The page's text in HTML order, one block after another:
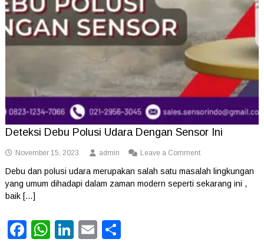
Deteksi Debu Polusi Udara Dengan Sensor Ini
November 15, 2023 admin Leave a Commenton
Debu
Polusi
Debu dan polusi udara merupakan salah satu masalah lingkungan
yang umum dihadapi dalam zaman modern seperti sekarang ini ,
baik […]
Facebook
WhatsApp
LinkedIn
Email